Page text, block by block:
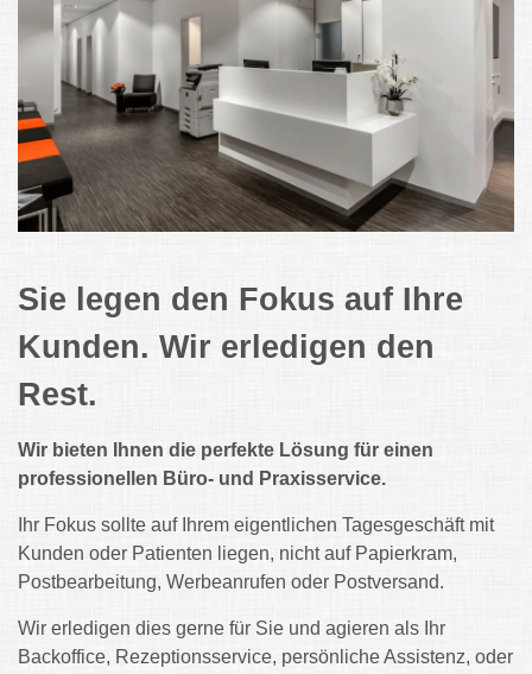
Sie legen den Fokus auf Ihre
Kunden. Wir erledigen den
Rest.
Wir bieten Ihnen die perfekte Lösung für einen
professionellen Büro- und Praxisservice.
Ihr Fokus sollte auf Ihrem eigentlichen Tagesgeschäft mit
Kunden oder Patienten liegen, nicht auf Papierkram,
Postbearbeitung, Werbeanrufen oder Postversand.
Wir erledigen dies gerne für Sie und agieren als Ihr
Backoffice, Rezeptionsservice, persönliche Assistenz, oder